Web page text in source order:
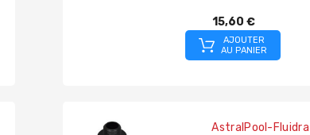
15,60 €
AJOUTER
AU PANIER
AstralPool-Fluidra